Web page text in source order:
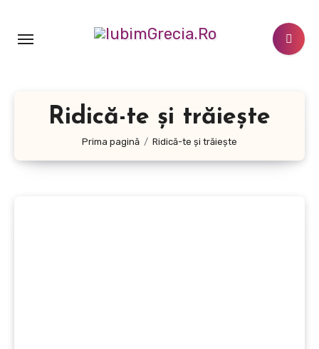
conținut
Ridică-te și trăiește
Prima pagină Ridică-te și trăiește